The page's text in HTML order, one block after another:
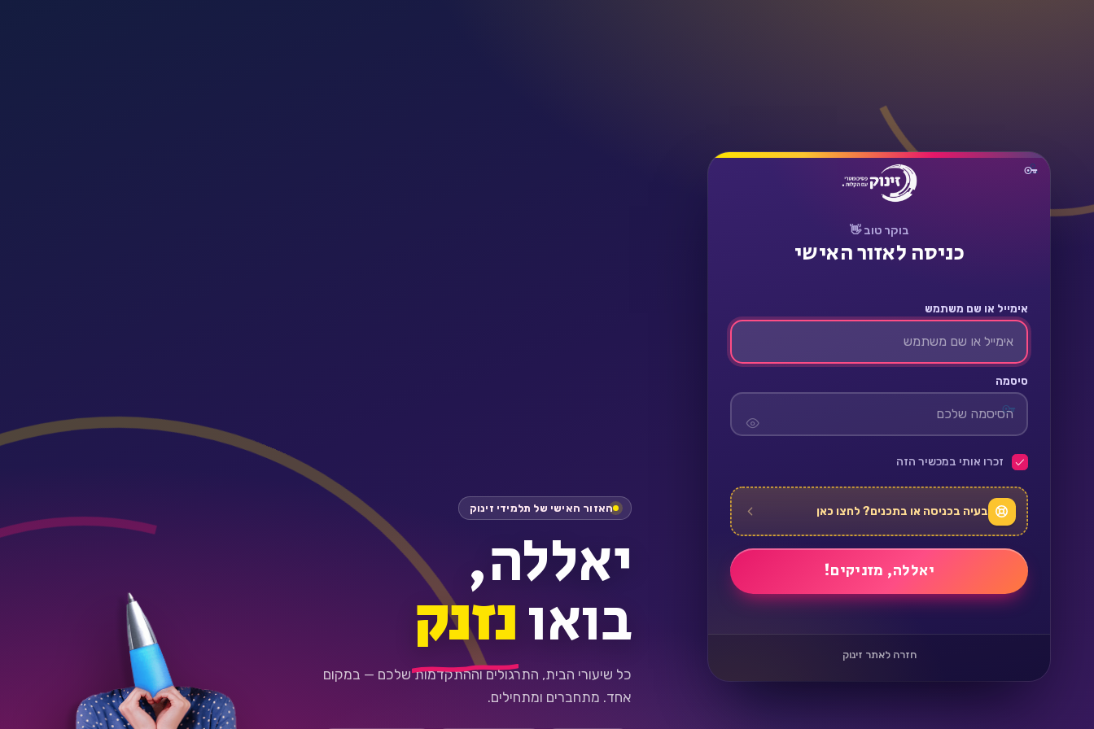
בוקר טוב 👋
כניסה לאזור האישי
אימייל או שם משתמש
סיסמה
זכרו אותי במכשיר הזה
בעיה בכניסה או בתכנים? לחצו כאן
חזרה לאתר זינוק
האזור האישי של תלמידי זינוק
יאללה,
בואונזנק
כל שיעורי הבית, התרגולים וההתקדמות שלכם — במקום
אחד. מתחברים ומתחילים.